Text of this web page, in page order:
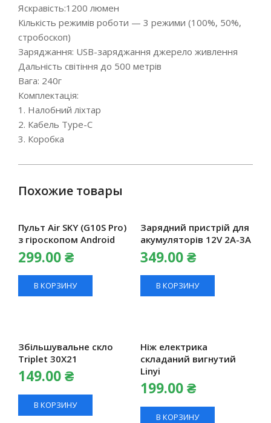
Яскравість:1200 люмен
Кількість режимів роботи — 3 режими (100%, 50%,
стробоскоп)
Заряджання: USB-заряджання джерело живлення
Дальність світіння до 500 метрів
Вага: 240г
Комплектація:
1. Налобний ліхтар
2. Кабель Type-C
3. Коробка
Похожие товары
Пульт Air SKY (G10S Pro)
з гіроскопом Android
299.00₴
В КОРЗИНУ
Зарядний пристрій для
акумуляторів 12V 2А-3A
349.00₴
В КОРЗИНУ
Збільшувальне скло
Triplet 30Х21
149.00₴
В КОРЗИНУ
Ніж електрика
складаний вигнутий
Linyi
199.00₴
В КОРЗИНУ